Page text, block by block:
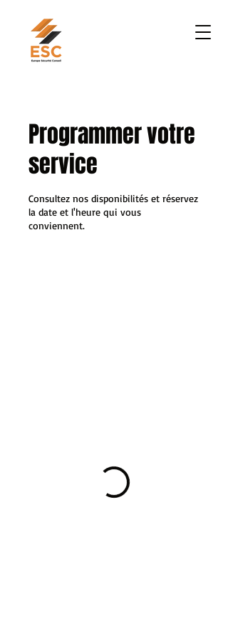
Programmer votre
service
Consultez nos disponibilités et réservez
la date et l'heure qui vous
conviennent.